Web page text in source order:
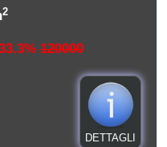
2
120000
DETTAGLI